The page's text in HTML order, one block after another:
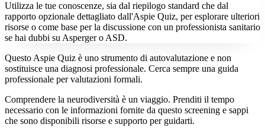
Utilizza le tue conoscenze, sia dal riepilogo standard che dal
rapporto opzionale dettagliato dall'Aspie Quiz, per esplorare ulteriori
risorse o come base per la discussione con un professionista sanitario
se hai dubbi su Asperger o ASD.
Questo Aspie Quiz è uno strumento di autovalutazione e non
sostituisce una diagnosi professionale. Cerca sempre una guida
professionale per valutazioni formali.
Comprendere la neurodiversità è un viaggio. Prenditi il tempo
necessario con le informazioni fornite da questo screening e sappi
che sono disponibili risorse e supporto per guidarti.